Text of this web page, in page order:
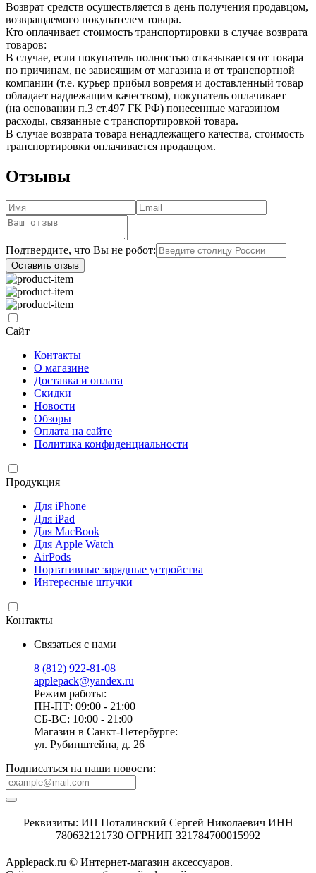
Возврат средств осуществляется в день получения продавцом,
возвращаемого покупателем товара.
Кто оплачивает стоимость транспортировки в случае возврата
товаров:
В случае, если покупатель полностью отказывается от товара
по причинам, не зависящим от магазина и от транспортной
компании (т.е. курьер прибыл вовремя и доставленный товар
обладает надлежащим качеством), покупатель оплачивает
(на основании п.3 ст.497 ГК РФ) понесенные магазином
расходы, связанные с транспортировкой товара.
В случае возврата товара ненадлежащего качества, стоимость
транспортировки оплачивается продавцом.
Отзывы
Подтвердите, что Вы не робот:
Оставить отзыв
Сайт
Контакты
О магазине
Доставка и оплата
Скидки
Новости
Обзоры
Оплата на сайте
Политика конфиденциальности
Продукция
Для iPhone
Для iPad
Для MacBook
Для Apple Watch
AirPods
Портативные зарядные устройства
Интересные штучки
Контакты
Связаться с нами
8 (812) 922-81-08
applepack@yandex.ru
Режим работы:
ПН-ПТ: 09:00 - 21:00
СБ-ВС: 10:00 - 21:00
Магазин в Санкт-Петербурге:
ул. Рубинштейна, д. 26
Подписаться на наши новости:
Реквизиты: ИП Поталинский Сергей Николаевич ИНН
780632121730 ОГРНИП 321784700015992
Applepack.ru © Интернет-магазин аксессуаров.